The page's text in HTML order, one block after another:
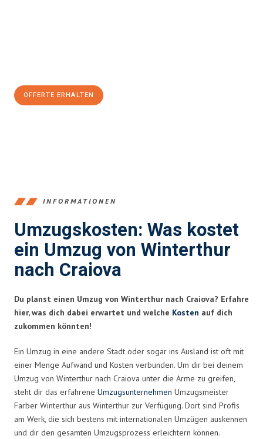
OFFERTE ERHALTEN
INFORMATIONEN
Umzugskosten: Was kostet
ein Umzug von Winterthur
nach Craiova
Du planst einen Umzug von Winterthur nach Craiova? Erfahre
hier, was dich dabei erwartet und welche Kosten auf dich
zukommen könnten!
Ein Umzug in eine andere Stadt oder sogar ins Ausland ist oft mit
einer Menge Aufwand und Kosten verbunden. Um dir bei deinem
Umzug von Winterthur nach Craiova unter die Arme zu greifen,
steht dir das erfahrene Umzugsunternehmen Umzugsmeister
Farber Winterthur aus Winterthur zur Verfügung. Dort sind Profis
am Werk, die sich bestens mit internationalen Umzügen auskennen
und dir den gesamten Umzugsprozess erleichtern können.